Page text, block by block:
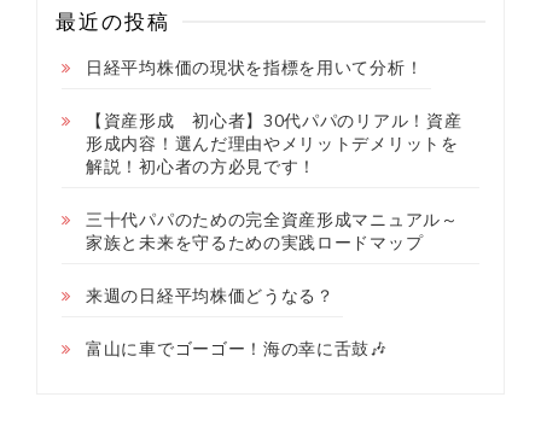
最近の投稿
日経平均株価の現状を指標を用いて分析！
【資産形成 初心者】30代パパのリアル！資産
形成内容！選んだ理由やメリットデメリットを
解説！初心者の方必見です！
三十代パパのための完全資産形成マニュアル～
家族と未来を守るための実践ロードマップ
来週の日経平均株価どうなる？
富山に車でゴーゴー！海の幸に舌鼓🎶